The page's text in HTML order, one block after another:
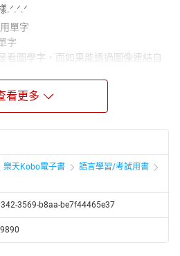
.ᐟ.ᐟ.ᐟ
單字
字
看圖學字，而如果能透過圖像連結自
讓讀者可以快速地學到許多有趣又有
加單字量。
秒用上
，全書約有2000個字，主題包含美
除了看圖學單字之外，每個主題下還
好用句提供幾個在該場景下所需要的
，也學會幾句在日常生活中說得出口
所出版之電子書恕不支援AI學習、點
看更多
樂天Kobo電子書
語言學習/考試用書
3569-b8aa-be7f44465e37